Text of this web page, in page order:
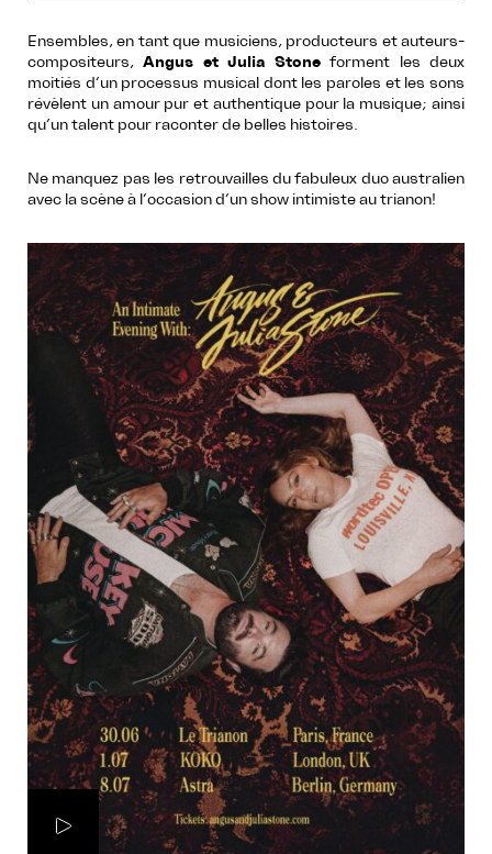
Ensembles, en tant que musiciens, producteurs et auteurs-
compositeurs,Angus et Julia Stoneforment les deux
moitiés d’un processus musical dont les paroles et les sons
révèlent un amour pur et authentique pour la musique; ainsi
qu’un talent pour raconter de belles histoires.
Ne manquez pas les retrouvailles du fabuleux duo australien
avec la scène à l’occasion d’un show intimiste au trianon!